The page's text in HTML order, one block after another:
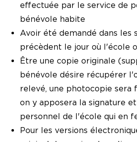
effectuée par le service de
bénévole habite
Avoir été demandé dans les
précèdent le jour où l'école
Être une copie originale
bénévole désire récupérer
relevé, une photocopie sera
on y apposera la signature
personnel de l'école qui en
Pour les versions